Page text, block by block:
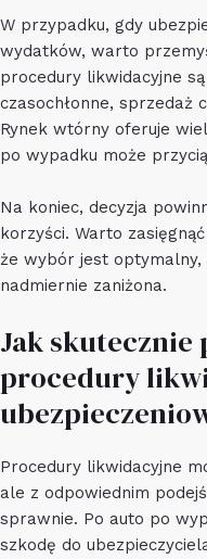
W przypadku, gdy
wydatków, warto
procedury likwidacyjne
czasochłonne, sprzedaż
Rynek wtórny oferuje
po wypadku może
Na koniec, decyzja
korzyści. Warto
że wybór jest optymalny,
nadmiernie zaniżona.
Jak skutecznie
procedury
Procedury likwidacyjne
ale z odpowiednim
sprawnie. Po auto po
szkodę do